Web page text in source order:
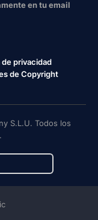
en tu email
de privacidad
de Copyright
S.L.U. Todos los